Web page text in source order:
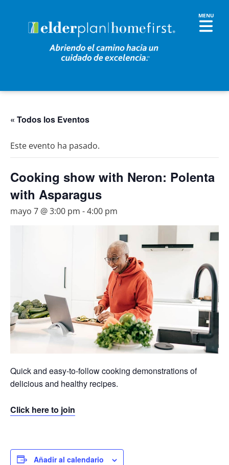
« Todos los Eventos
Este evento ha pasado.
Cooking show with Neron: Polenta
with Asparagus
mayo 7 @ 3:00 pm -4:00 pm
Quick and easy-to-follow cooking demonstrations of
delicious and healthy recipes.
Click here to join
Añadir al calendario